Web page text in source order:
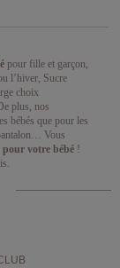
pour fille et garçon,
l’hiver, Sucre
choix
plus, nos
bébés que pour les
Vous
pour votre bébé !